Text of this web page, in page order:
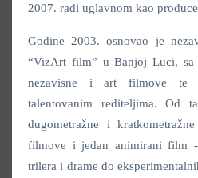
2007. radi uglavnom kao
Godine 2003. osnovao je
“VizArt film” u Banjoj Luci, sa
nezavisne i art filmove te
talentovanim rediteljima. Od
dugometražne i
filmove i jedan animirani film
trilera i drame do